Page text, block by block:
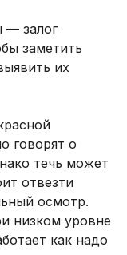
— залог
заметить
их
говорят о
течь может
отвезти
осмотр.
низком уровне
как надо